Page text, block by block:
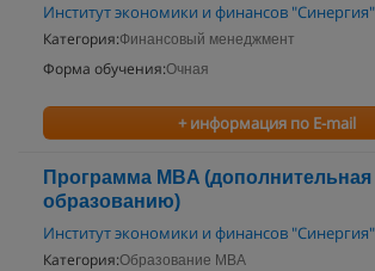
Институт экономики и финансов "Синергия"
Категория:Финансовый менеджмент
Форма обучения:Очная
+ информация по E-mail
Программа MBA
образованию)
Институт экономики и финансов "Синергия"
Категория:Образование MBA